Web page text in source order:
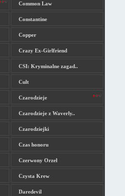
Common Law
Constantine
Copper
Crazy Ex-Girlfriend
CSI: Kryminalne zagad..
Cult
Czarodzieje
Czarodzieje z Waverly..
Czarodziejki
Czas honoru
Czerwony Orzeł
Czysta Krew
Daredevil